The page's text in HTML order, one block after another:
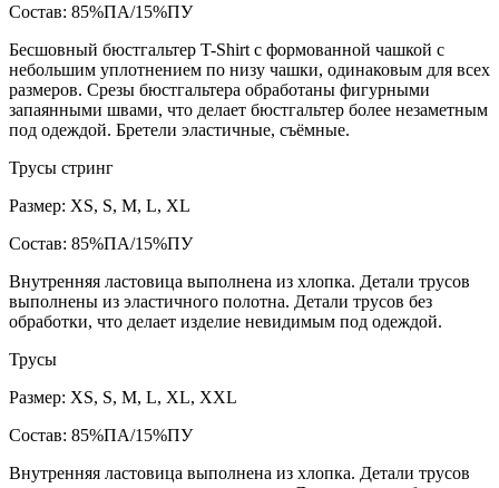
Состав: 85%ПА/15%ПУ
Бесшовный бюстгальтер T-Shirt с формованной чашкой с
небольшим уплотнением по низу чашки, одинаковым для всех
размеров. Срезы бюстгальтера обработаны фигурными
запаянными швами, что делает бюстгальтер более незаметным
под одеждой. Бретели эластичные, съёмные.
Трусы стринг
Размер: XS, S, M, L, XL
Состав: 85%ПА/15%ПУ
Внутренняя ластовица выполнена из хлопка. Детали трусов
выполнены из эластичного полотна. Детали трусов без
обработки, что делает изделие невидимым под одеждой.
Трусы
Размер: XS, S, M, L, XL, XXL
Состав: 85%ПА/15%ПУ
Внутренняя ластовица выполнена из хлопка. Детали трусов